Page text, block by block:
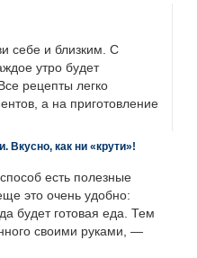
себе и близким. С
утро будет
рецепты легко
а на приготовление
Вкусно, как ни «крути»!
есть полезные
это очень удобно:
будет готовая еда. Тем
своими руками, —